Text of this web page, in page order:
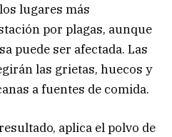
lugares más
por plagas, aunque
puede ser afectada. Las
las grietas, huecos y
a fuentes de comida.
aplica el polvo de